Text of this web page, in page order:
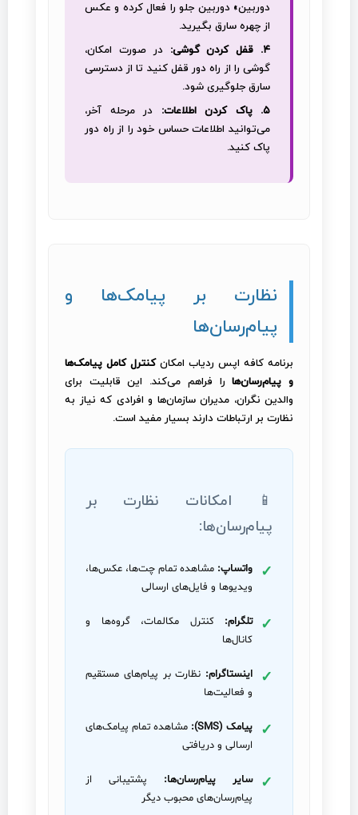
دوربین» دوربین جلو را فعال کرده و عکس
از چهره سارق بگیرید.
۴. قفل کردن گوشی:
در صورت امکان،
گوشی را از راه دور قفل کنید تا از دسترسی
سارق جلوگیری شود.
۵. پاک کردن اطلاعات:
در مرحله آخر،
می‌توانید اطلاعات حساس خود را از راه دور
پاک کنید.
نظارت بر پیامک‌ها و
پیام‌رسان‌ها
برنامه کافه اپس ردیاب امکانکنترل کامل پیامک‌ها
و پیام‌رسان‌هارا فراهم می‌کند. این قابلیت برای
والدین نگران، مدیران سازمان‌ها و افرادی که نیاز به
نظارت بر ارتباطات دارند بسیار مفید است.
📱 امکانات نظارت بر
پیام‌رسان‌ها:
واتساپ: مشاهده تمام چت‌ها، عکس‌ها،
ویدیوها و فایل‌های ارسالی
تلگرام: کنترل مکالمات، گروه‌ها و
کانال‌ها
اینستاگرام: نظارت بر پیام‌های مستقیم
و فعالیت‌ها
پیامک (SMS):
مشاهده تمام پیامک‌های
ارسالی و دریافتی
سایر پیام‌رسان‌ها: پشتیبانی از
پیام‌رسان‌های محبوب دیگر